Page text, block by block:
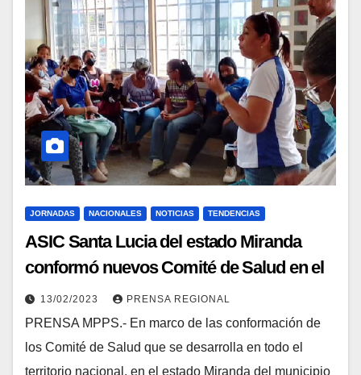
JORNADAS NACIONALES NOTICIAS TENDENCIAS
ASIC Santa Lucia del estado Miranda
conformó nuevos Comité de Salud en el
municipio Paz Castillo
13/02/2023 PRENSA REGIONAL
PRENSA MPPS.- En marco de las conformación de
los Comité de Salud que se desarrolla en todo el
territorio nacional, en el estado Miranda del municipio